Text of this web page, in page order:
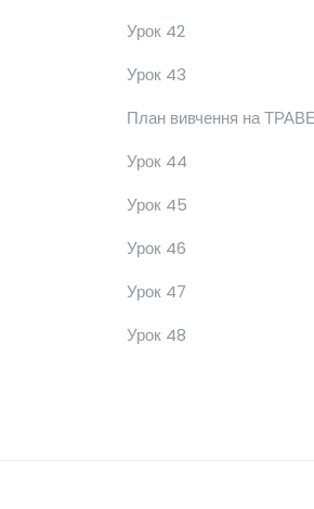
Урок 42
Урок 43
План вивчення на
Урок 44
Урок 45
Урок 46
Урок 47
Урок 48